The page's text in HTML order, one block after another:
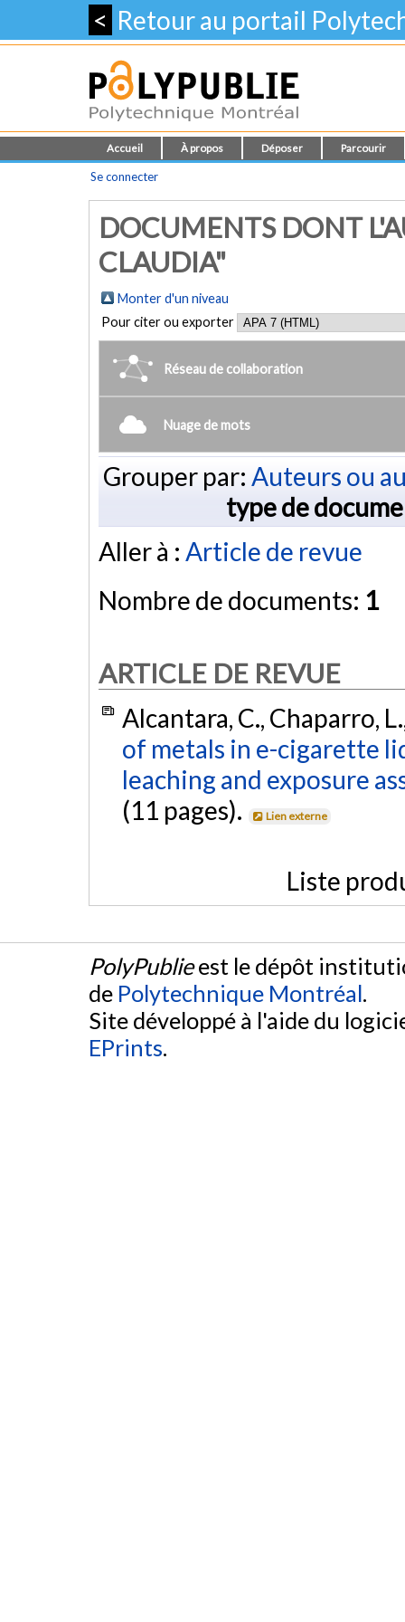
< Retour au portail
Accueil À propos Déposer Parcourir
Se connecter
DOCUMENTS DONT
CLAUDIA"
Monter d'un niveau
Pour citer ou exporter
Réseau de collaboration
Nuage de mots
Grouper par: Auteurs ou
type de
Aller à : Article de revue
Nombre de documents: 1
ARTICLE DE REVUE
Alcantara, C., Chaparro,
of metals in e-cigarette
leaching and exposure
(11 pages).
Lien externe
Liste
PolyPublieest le dépôt
de Polytechnique Montréal.
Site développé à l'aide du
EPrints.